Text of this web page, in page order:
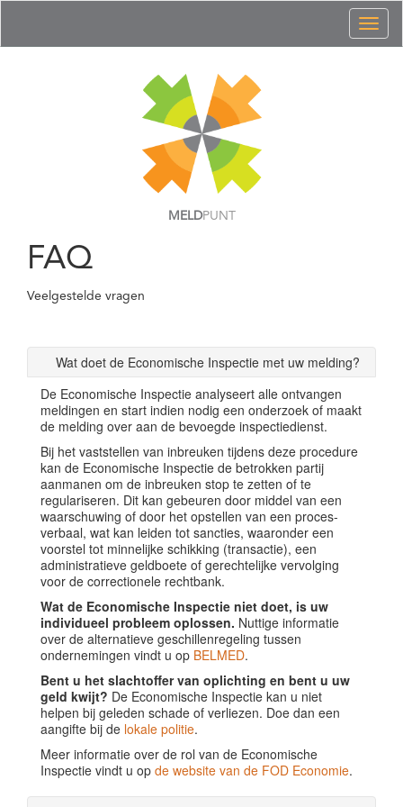
MELDPUNT
FAQ
Veelgestelde vragen
Wat doet de Economische Inspectie met uw melding?
De Economische Inspectie analyseert alle ontvangen
meldingen en start indien nodig een onderzoek of maakt
de melding over aan de bevoegde inspectiedienst.
Bij het vaststellen van inbreuken tijdens deze procedure
kan de Economische Inspectie de betrokken partij
aanmanen om de inbreuken stop te zetten of te
regulariseren. Dit kan gebeuren door middel van een
waarschuwing of door het opstellen van een proces-
verbaal, wat kan leiden tot sancties, waaronder een
voorstel tot minnelijke schikking (transactie), een
administratieve geldboete of gerechtelijke vervolging
voor de correctionele rechtbank.
Wat de Economische Inspectie niet doet, is uw
individueel probleem oplossen. Nuttige informatie
over de alternatieve geschillenregeling tussen
ondernemingen vindt u op BELMED.
Bent u het slachtoffer van oplichting en bent u uw
geld kwijt? De Economische Inspectie kan u niet
helpen bij geleden schade of verliezen. Doe dan een
aangifte bij de lokale politie.
Meer informatie over de rol van de Economische
Inspectie vindt u op de website van de FOD Economie.